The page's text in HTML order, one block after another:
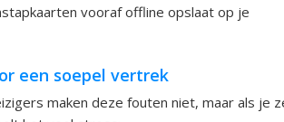
vooraf offline opslaat op je
een soepel vertrek
maken deze fouten niet, maar als je